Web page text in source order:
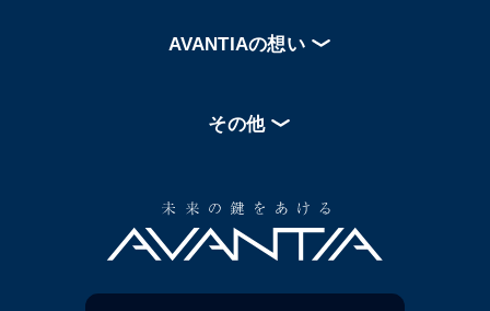
AVANTIAの想い
その他